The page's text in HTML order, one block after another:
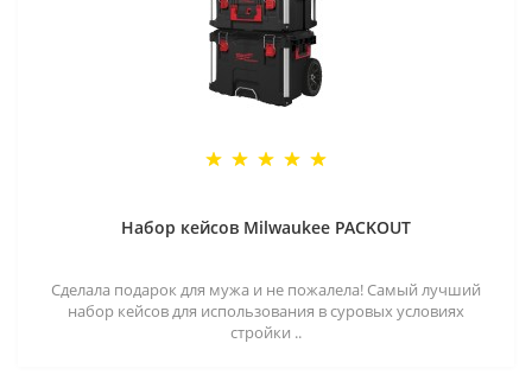
Набор кейсов Milwaukee PACKOUT
Сделала подарок для мужа и не пожалела! Самый лучший
набор кейсов для использования в суровых условиях
стройки ..